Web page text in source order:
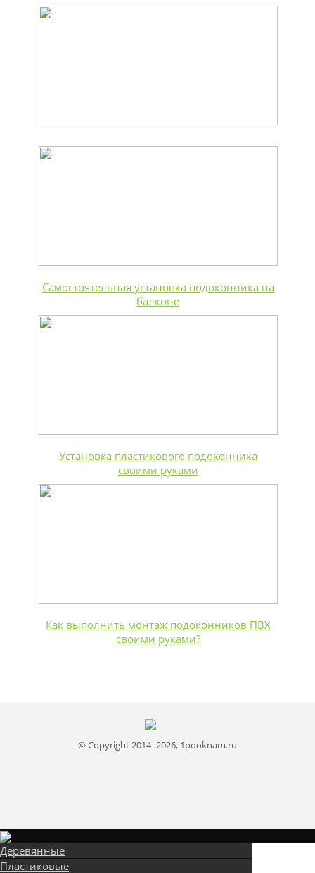
Самостоятельная установка подоконника на
балконе
Установка пластикового подоконника
своими руками
Как выполнить монтаж подоконников ПВХ
своими руками?
© Copyright 2014–2026, 1pooknam.ru
Деревянные
Пластиковые